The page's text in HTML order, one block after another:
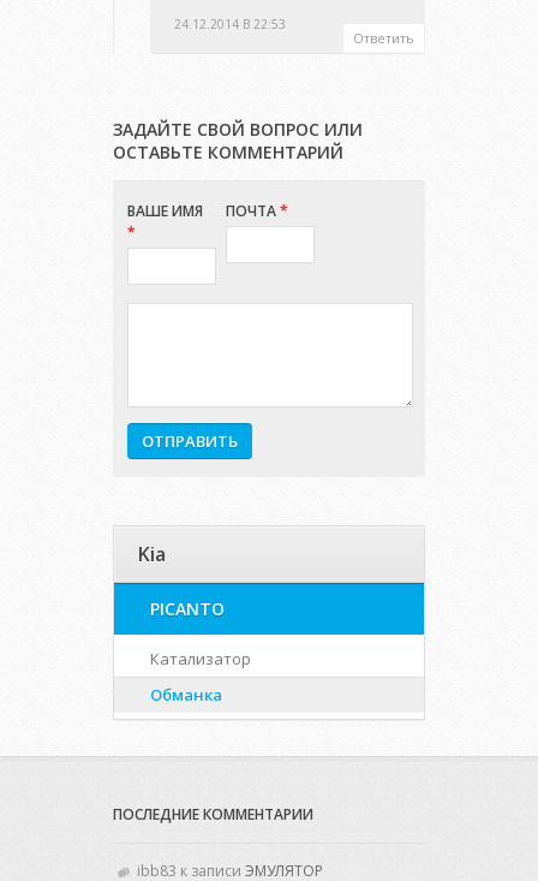
24.12.2014 В 22:53
Ответить
ЗАДАЙТЕ СВОЙ ВОПРОС ИЛИ
ОСТАВЬТЕ КОММЕНТАРИЙ
ВАШЕ ИМЯ
*
ПОЧТА*
Kia
PICANTO
Катализатор
Обманка
ПОСЛЕДНИЕ КОММЕНТАРИИ
ibb83 к записи ЭМУЛЯТОР